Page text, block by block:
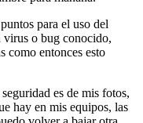
para el uso del
virus o bug conocido,
como entonces esto
es de mis fotos,
hay en mis equipos, las